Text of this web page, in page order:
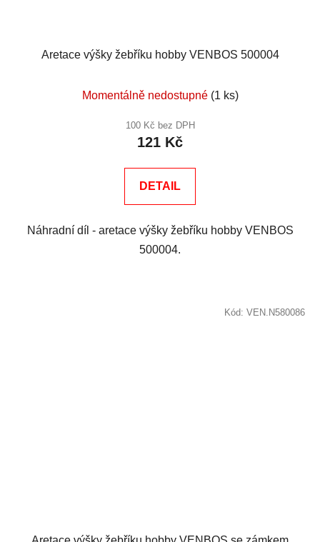
Aretace výšky žebříku hobby VENBOS 500004
Momentálně nedostupné (1 ks)
100 Kč bez DPH
121 Kč
DETAIL
Náhradní díl - aretace výšky žebříku hobby VENBOS
500004.
Kód: VEN.N580086